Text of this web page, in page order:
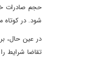
حجم صادرات
شود. در کوتاه
در عین حال،
تقاضا شرایط